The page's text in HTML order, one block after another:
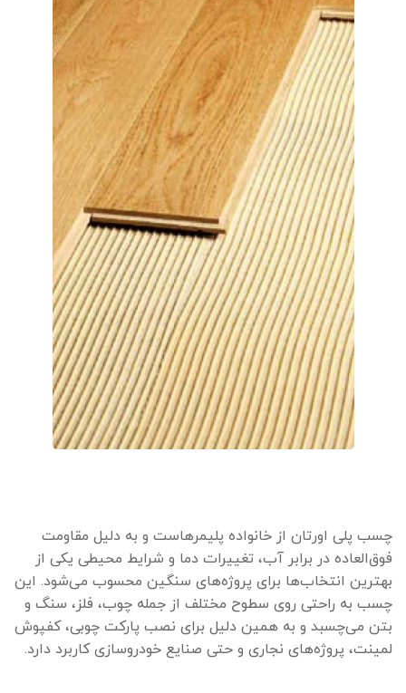
چسب پلی اورتان از خانواده پلیمرهاست و به دلیل مقاومت
فوق‌العاده در برابر آب، تغییرات دما و شرایط محیطی یکی از
بهترین انتخاب‌ها برای پروژه‌های سنگین محسوب می‌شود. این
چسب به راحتی روی سطوح مختلف از جمله چوب، فلز، سنگ و
بتن می‌چسبد و به همین دلیل برای نصب پارکت چوبی، کفپوش
لمینت، پروژه‌های نجاری و حتی صنایع خودروسازی کاربرد دارد.